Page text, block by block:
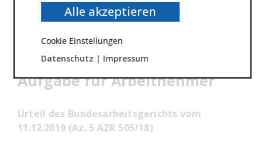
8. Januar 2020
Angrenzende
Arbeitsunfähigkeitsbescheini
gungen sind fast unlösbare
Aufgabe für Arbeitnehmer
Urteil des Bundesarbeitsgerichts vom
11.12.2019 (Az. 5 AZR 505/18)
Alle akzeptieren
Cookie Einstellungen
Datenschutz| Impressum